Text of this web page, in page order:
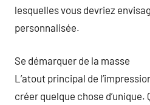
lesquelles vous devriez
personnalisée.
Se démarquer de la masse
L’atout principal de
créer quelque chose d’unique.